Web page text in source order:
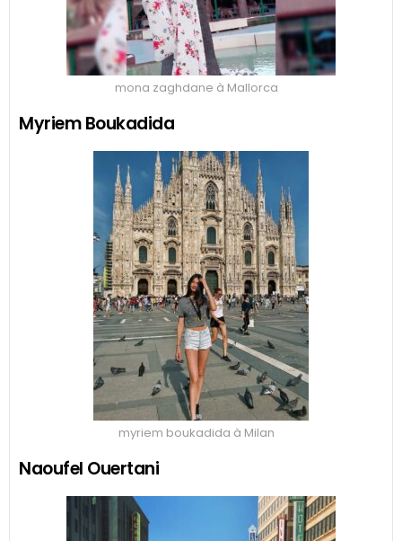
mona zaghdane à Mallorca
Myriem Boukadida
myriem boukadida à Milan
Naoufel Ouertani